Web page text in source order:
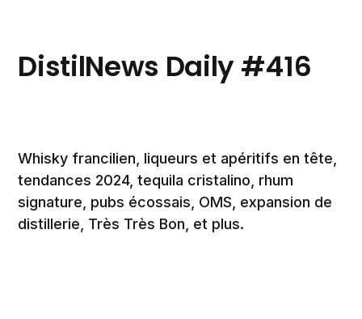
DistilNews Daily #416
Whisky francilien, liqueurs et apéritifs en tête,
tendances 2024, tequila cristalino, rhum
signature, pubs écossais, OMS, expansion de
distillerie, Très Très Bon, et plus.